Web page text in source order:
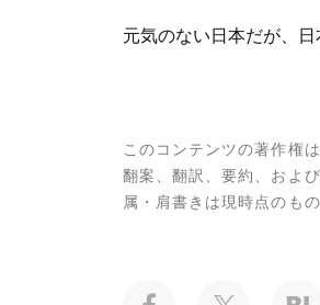
元気のない日本だが、
このコンテンツの著作権
翻案、翻訳、要約、およ
属・肩書きは現時点のも